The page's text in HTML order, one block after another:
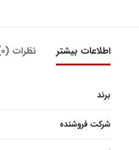
اطلاعات بیشتر نظرات (0)
برند
شرکت فروشنده